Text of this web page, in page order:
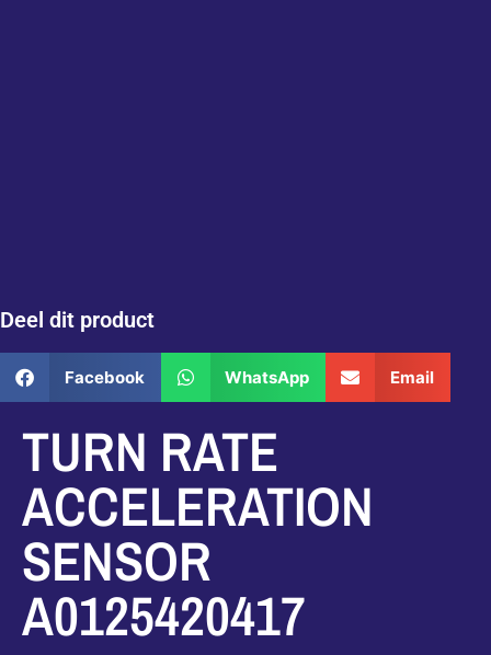
Deel dit product
Facebook WhatsApp Email
TURN RATE
ACCELERATION
SENSOR
A0125420417